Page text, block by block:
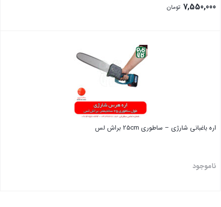
7,550,000 تومان
اره باغبانی شارژی – ساطوری 25cm براش لس
ناموجود